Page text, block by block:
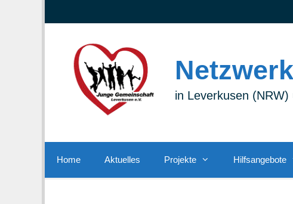
Navigation
in Leverkusen (NRW)
Home Aktuelles Projekte Hilfsangebote